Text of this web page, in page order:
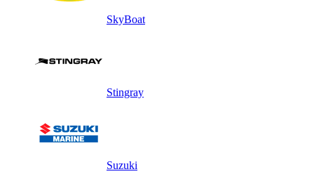
SkyBoat
Stingray
Suzuki